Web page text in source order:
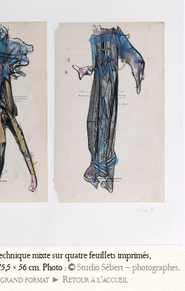
mixte sur quatre feuillets imprimés,
× 56 cm. Photo : ©Studio Sébert – photographes.
format ► Retour à l’accueil